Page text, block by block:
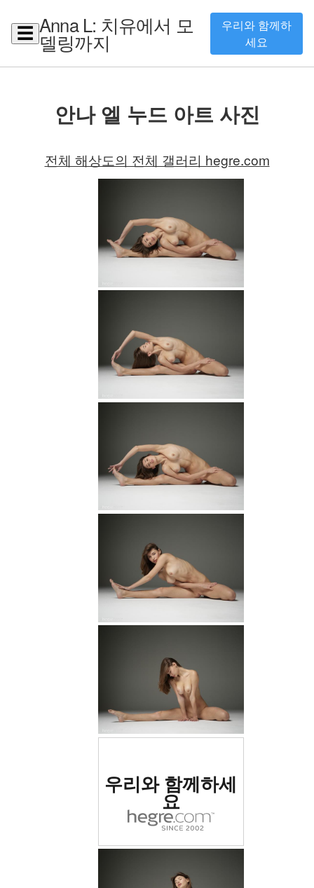
☰ Anna L: 치유에서 모
델링까지
우리와 함께하
세요
안나 엘 누드 아트 사진
전체 해상도의 전체 갤러리 hegre.com
로 평가됨
우리와 함께하세
요